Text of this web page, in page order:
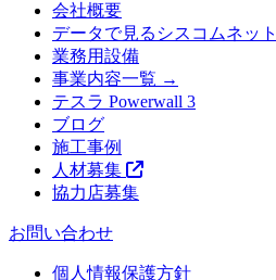
会社概要
データで見るシスコムネット
業務用設備
事業内容一覧 →
テスラ Powerwall 3
ブログ
施工事例
人材募集
協力店募集
お問い合わせ
個人情報保護方針